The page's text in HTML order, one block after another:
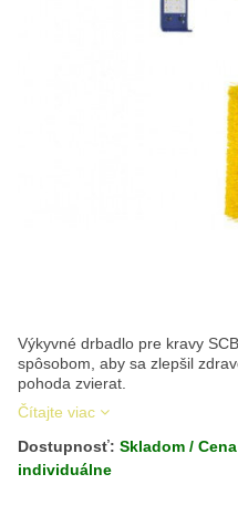
Výkyvné drbadlo pre kravy
spôsobom, aby sa zlepšil
pohoda zvierat.
Čítajte viac
Dostupnosť: Skladom /
individuálne